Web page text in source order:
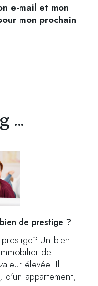
e-mail et mon
mon prochain
...
de prestige ?
Un bien
de
élevée. Il
d’un appartement,